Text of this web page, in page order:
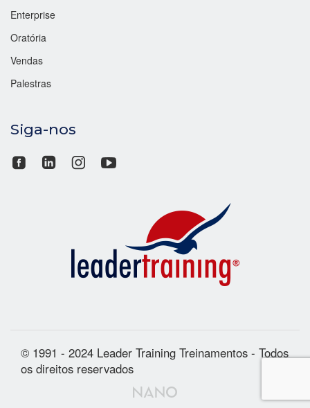
Enterprise
Oratória
Vendas
Palestras
Siga-nos
© 1991 - 2024 Leader Training Treinamentos - Todos
os direitos reservados